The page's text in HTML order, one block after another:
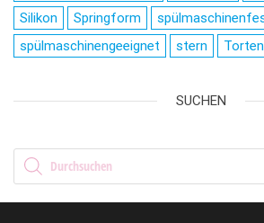
Silikon
Springform
spülmaschinengeeignet
stern
SUCHEN
Products search